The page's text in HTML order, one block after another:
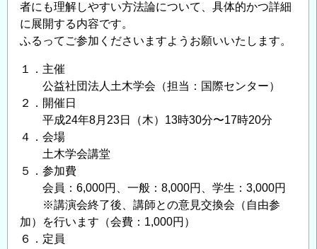
略
と
我
向
性」
者にも理解しやすい方法論について、具体的かつ詳細
に展開する内容です。
ふるってご参加くださいますようお願いいたします。
１．主催
公益社団法人土木学会（担当：国際センター）
２．開催日
平成24年8月23日（木）13時30分〜17時20分
４．会場
土木学会講堂
５．参加費
会員：6,000円、一般：8,000円、学生：3,000円
※講演会終了後、講師との意見交換会（自由参
加）を行います（会費：1,000円）
６．定員